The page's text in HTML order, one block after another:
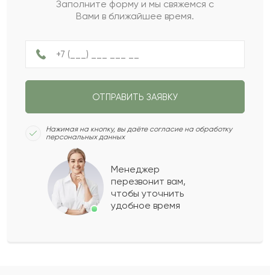
до 50 000 com
СЛЕДУЮЩИЙ ВОПРОС
СЛЕДУЮЩИЙ ВОПРОС
:
НАЗАД
Заполните форму и мы свяжемся с
Вами в ближайшее время.
ОТПРАВИТЬ ЗАЯВКУ
Нажимая на кнопку, вы даёте согласие на обработку
персональных данных
Менеджер
перезвонит вам,
чтобы уточнить
удобное время